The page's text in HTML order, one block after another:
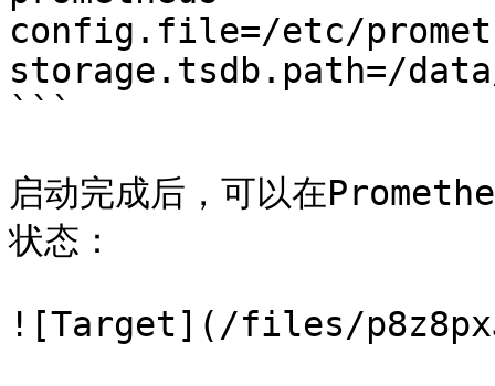
config.file=/etc/
storage.tsdb.path=/
```
启动完成后，可以在
状态：
![Target](/files/